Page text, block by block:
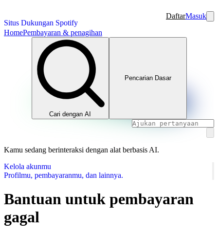
Situs Dukungan Spotify
DaftarMasuk
HomePembayaran & penagihan
Cari dengan AI
Pencarian Dasar
Kamu sedang berinteraksi dengan alat berbasis AI.
Kelola akunmu
Profilmu, pembayaranmu, dan lainnya.
Bantuan untuk pembayaran
gagal